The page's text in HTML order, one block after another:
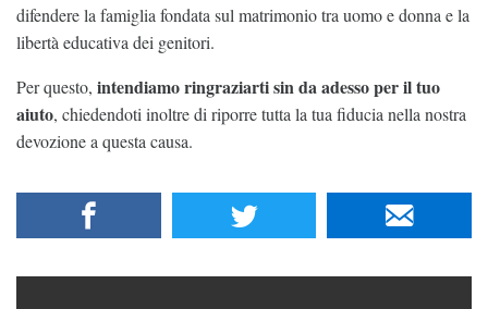
difendere la famiglia fondata sul matrimonio tra uomo e donna e la
libertà educativa dei genitori.
Per questo, intendiamo ringraziarti sin da adesso per il tuo
aiuto, chiedendoti inoltre di riporre tutta la tua fiducia nella nostra
devozione a questa causa.